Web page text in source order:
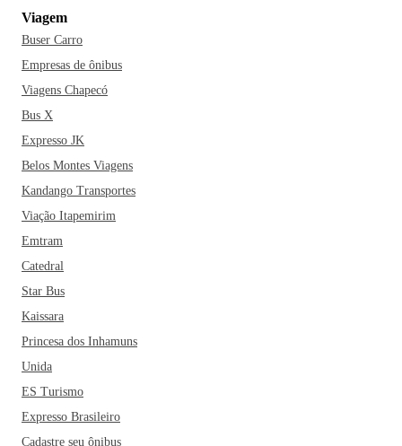
Viagem
Buser Carro
Empresas de ônibus
Viagens Chapecó
Bus X
Expresso JK
Belos Montes Viagens
Kandango Transportes
Viação Itapemirim
Emtram
Catedral
Star Bus
Kaissara
Princesa dos Inhamuns
Unida
ES Turismo
Expresso Brasileiro
Cadastre seu ônibus